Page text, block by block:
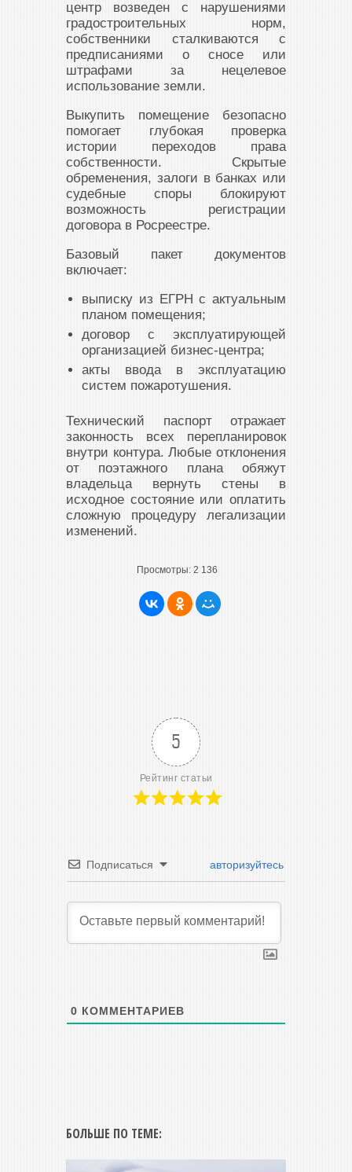
центр возведен с нарушениями
градостроительных норм,
собственники сталкиваются с
предписаниями о сносе или
штрафами за нецелевое
использование земли.
Выкупить помещение безопасно
помогает глубокая проверка
истории переходов права
собственности. Скрытые
обременения, залоги в банках или
судебные споры блокируют
возможность регистрации
договора в Росреестре.
Базовый пакет документов
включает:
выписку из ЕГРН с актуальным
планом помещения;
договор с эксплуатирующей
организацией бизнес-центра;
акты ввода в эксплуатацию
систем пожаротушения.
Технический паспорт отражает
законность всех перепланировок
внутри контура. Любые отклонения
от поэтажного плана обяжут
владельца вернуть стены в
исходное состояние или оплатить
сложную процедуру легализации
изменений.
Просмотры: 2 136
5
Рейтинг статьи
Подписаться авторизуйтесь
0 КОММЕНТАРИЕВ
БОЛЬШЕ ПО ТЕМЕ: